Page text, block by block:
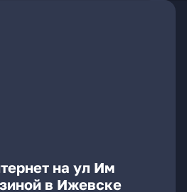
на ул Им
в Ижевске